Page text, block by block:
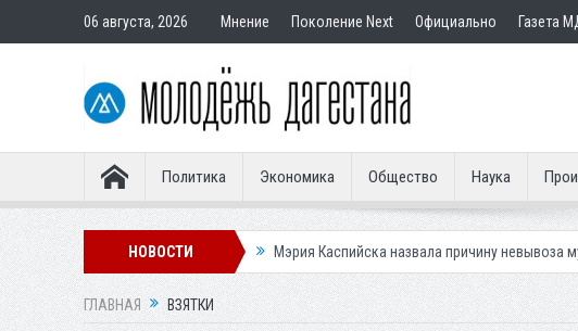
06 августа, 2026 Мнение Поколение Next Официально Газета
Политика Экономика Общество Наука
НОВОСТИ
активности клещей Мэрия Каспийска назвала причину невывоза мусора в городе
ГЛАВНАЯ ВЗЯТКИ